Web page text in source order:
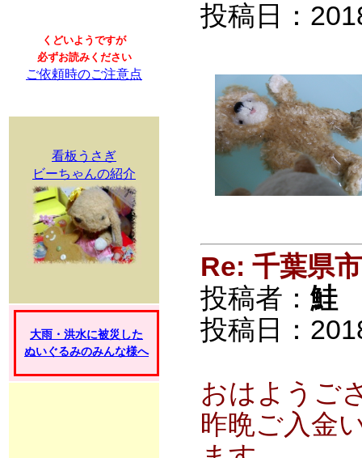
くどいようですが
必ずお読みください
ご依頼時のご注意点
看板うさぎ
ビーちゃんの紹介
大雨・洪水に被災した
ぬいぐるみのみんな様へ
投稿日：
Re: 千葉県
投稿者： 鮭
投稿日：
おはようご
昨晩ご入金